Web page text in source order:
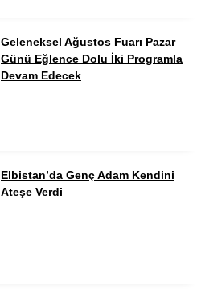
Geleneksel Ağustos Fuarı Pazar
Günü Eğlence Dolu İki Programla
Devam Edecek
Elbistan’da Genç Adam Kendini
Ateşe Verdi